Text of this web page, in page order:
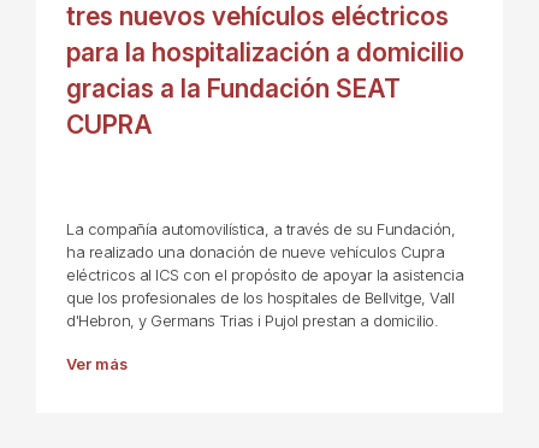
tres nuevos vehículos eléctricos
para la hospitalización a domicilio
gracias a la Fundación SEAT
CUPRA
La compañía automovilística, a través de su Fundación,
ha realizado una donación de nueve vehículos Cupra
eléctricos al ICS con el propósito de apoyar la asistencia
que los profesionales de los hospitales de Bellvitge, Vall
d'Hebron, y Germans Trias i Pujol prestan a domicilio.
Ver más